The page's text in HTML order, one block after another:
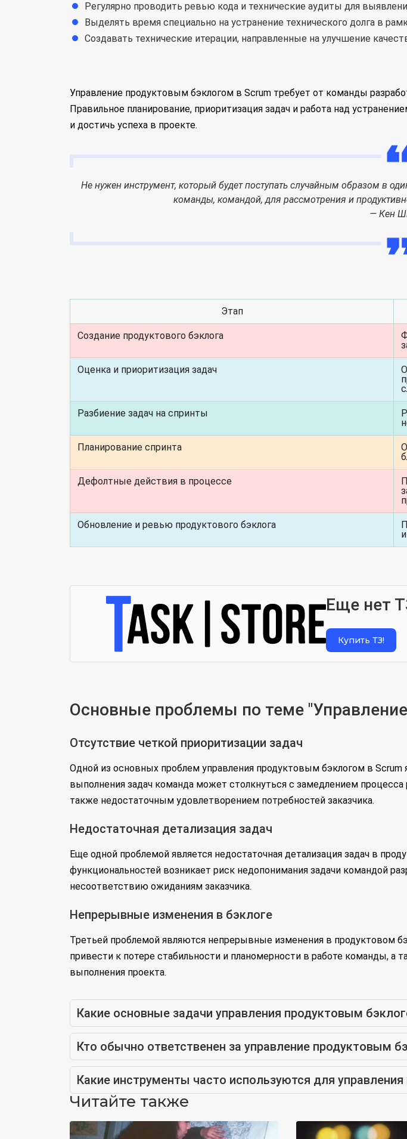
Регулярно проводить ревью кода и технические аудиты для
Выделять время специально на устранение технического долга в
Создавать технические итерации, направленные на улучшение
Управление продуктовым бэклогом в Scrum требует от команды
Правильное планирование, приоритизация задач и работа над
и достичь успеха в проекте.
Не нужен инструмент, который будет поступать случайным образом в
команды, командой, для рассмотрения и
— Кен
Этап
Создание продуктового бэклога
Оценка и приоритизация задач
Разбиение задач на спринты
Планирование спринта
Дефолтные действия в процессе
Обновление и ревью продуктового бэклога
Еще нет
Купить ТЗ!
Основные проблемы по теме
Отсутствие четкой приоритизации задач
Одной из основных проблем управления продуктовым бэклогом в Scrum
выполнения задач команда может столкнуться с замедлением
также недостаточным удовлетворением потребностей заказчика.
Недостаточная детализация задач
Еще одной проблемой является недостаточная детализация задач в
функциональностей возникает риск недопонимания задачи командой
несоответствию ожиданиям заказчика.
Непрерывные изменения в бэклоге
Третьей проблемой являются непрерывные изменения в продуктовом
привести к потере стабильности и планомерности в работе команды, а
выполнения проекта.
Какие основные задачи управления продуктовым
Кто обычно ответственен за управление продуктовым
Какие инструменты часто используются для
Читайте также